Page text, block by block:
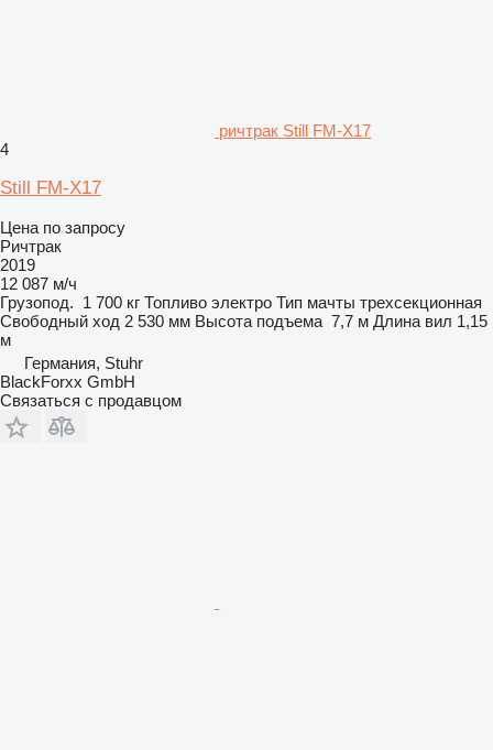
ричтрак Still FM-X17
4
Still FM-X17
Цена по запросу
Ричтрак
2019
12 087 м/ч
Грузопод. 1 700 кг Топливо электро Тип мачты трехсекционная
Свободный ход 2 530 мм Высота подъема 7,7 м Длина вил 1,15
м
Германия, Stuhr
BlackForxx GmbH
Связаться с продавцом